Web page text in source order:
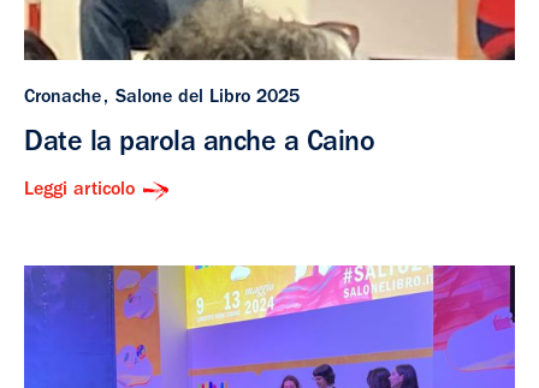
Cronache Salone del Libro 2025
Date la parola anche a Caino
Leggi articolo